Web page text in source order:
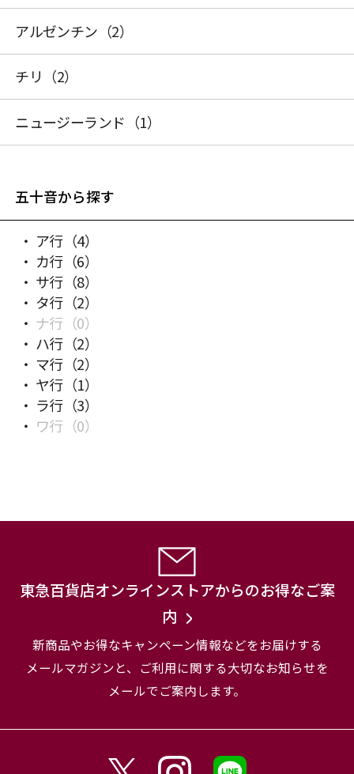
アルゼンチン （2）
チリ （2）
ニュージーランド （1）
五十音から探す
ア行 （4）
カ行 （6）
サ行 （8）
タ行 （2）
ナ行 （0）
ハ行 （2）
マ行 （2）
ヤ行 （1）
ラ行 （3）
ワ行 （0）
東急百貨店オンラインストアからのお得なご案
内
新商品やお得なキャンペーン情報などをお届けする
メールマガジンと、
ご利用に関する大切なお知らせを
メールでご案内します。